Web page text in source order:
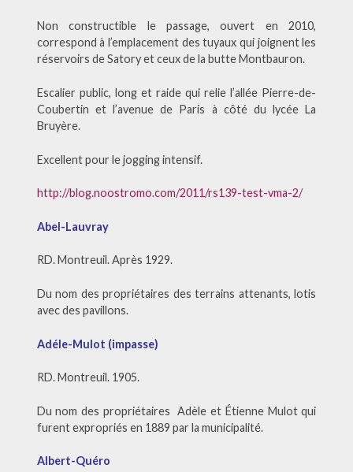
Non constructible le passage, ouvert en 2010,
correspond à l’emplacement des tuyaux qui joignent les
réservoirs de Satory et ceux de la butte Montbauron.
Escalier public, long et raide qui relie l’allée Pierre-de-
Coubertin et l’avenue de Paris à côté du lycée La
Bruyère.
Excellent pour le jogging intensif.
http://blog.noostromo.com/2011/rs139-test-vma-2/
Abel-Lauvray
RD. Montreuil. Après 1929.
Du nom des propriétaires des terrains attenants, lotis
avec des pavillons.
Adéle-Mulot (impasse)
RD. Montreuil. 1905.
Du nom des propriétaires Adèle et Étienne Mulot qui
furent expropriés en 1889 par la municipalité.
Albert-Quéro